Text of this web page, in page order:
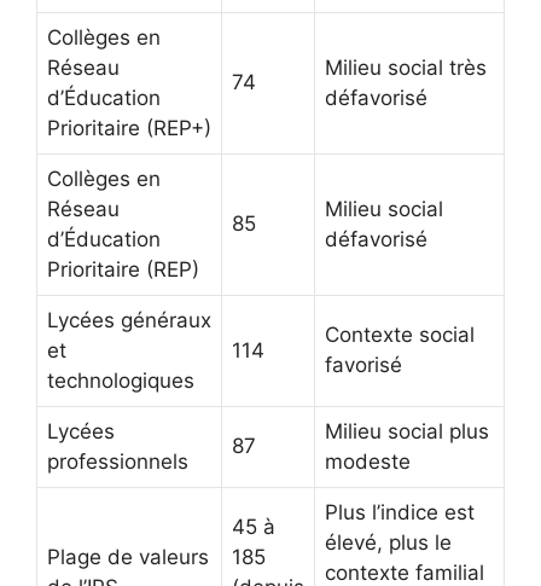
Collèges en
Réseau
d’Éducation
Prioritaire (REP+)
74
Milieu social très
défavorisé
Collèges en
Réseau
d’Éducation
Prioritaire (REP)
85
Milieu social
défavorisé
Lycées généraux
et
technologiques
114
Contexte social
favorisé
Lycées
professionnels
87
Milieu social plus
modeste
Plage de valeurs
45 à
185
Plus l’indice est
élevé, plus le
contexte familial